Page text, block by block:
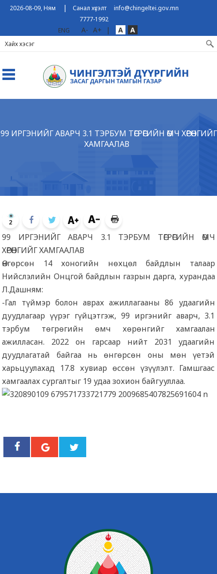
2026-08-09, Ням | Санал хүсэлт
info@chingeltei.gov.mn
7777-1992
ENG
A- A+ | A A
99 ИРГЭНИЙГ АВАРЧ 3.1 ТЭРБУМ ТӨГРӨГИЙН ӨМЧ ХӨРӨНГИЙГ
ХАМГААЛАВ
2
99 ИРГЭНИЙГ АВАРЧ 3.1 ТЭРБУМ ТӨГРӨГИЙН ӨМЧ
ХӨРӨНГИЙГ ХАМГААЛАВ
Өнгөрсөн 14 хоногийн нөхцөл байдлын талаар
Нийслэлийн Онцгой байдлын газрын дарга, хурандаа
Л.Дашням:
-Гал түймэр болон аврах ажиллагааны 86 удаагийн
дуудлагаар үүрэг гүйцэтгэж, 99 иргэнийг аварч, 3.1
тэрбум төгрөгийн өмч хөрөнгийг хамгаалан
ажилласан. 2022 он гарсаар нийт 2031 удаагийн
дуудлагатай байгаа нь өнгөрсөн оны мөн үетэй
харьцуулахад 17.8 хувиар өссөн үзүүлэлт. Гамшгаас
хамгаалах сургалтыг 19 удаа зохион байгууллаа.